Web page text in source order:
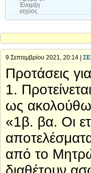
Έναρξη
ισχύος
9 Σεπτεμβρίου 2021, 20:14 |
Προτάσεις
1.
ως
«1β. βα. Οι
από το